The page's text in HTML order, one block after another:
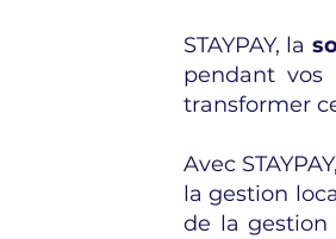
STAYPAY, la
pendant
transformer
Avec
la gestion
de la gestion